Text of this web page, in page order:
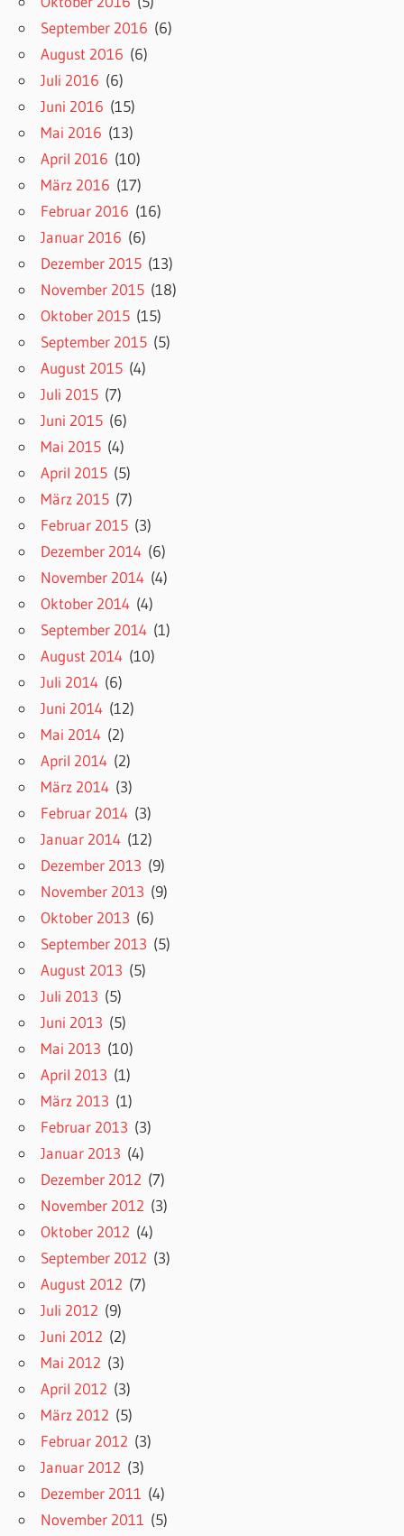
September 2016 (6)
August 2016 (6)
Juli 2016 (6)
Juni 2016 (15)
Mai 2016 (13)
April 2016 (10)
März 2016 (17)
Februar 2016 (16)
Januar 2016 (6)
Dezember 2015 (13)
November 2015 (18)
Oktober 2015 (15)
September 2015 (5)
August 2015 (4)
Juli 2015 (7)
Juni 2015 (6)
Mai 2015 (4)
April 2015 (5)
März 2015 (7)
Februar 2015 (3)
Dezember 2014 (6)
November 2014 (4)
Oktober 2014 (4)
September 2014 (1)
August 2014 (10)
Juli 2014 (6)
Juni 2014 (12)
Mai 2014 (2)
April 2014 (2)
März 2014 (3)
Februar 2014 (3)
Januar 2014 (12)
Dezember 2013 (9)
November 2013 (9)
Oktober 2013 (6)
September 2013 (5)
August 2013 (5)
Juli 2013 (5)
Juni 2013 (5)
Mai 2013 (10)
April 2013 (1)
März 2013 (1)
Februar 2013 (3)
Januar 2013 (4)
Dezember 2012 (7)
November 2012 (3)
Oktober 2012 (4)
September 2012 (3)
August 2012 (7)
Juli 2012 (9)
Juni 2012 (2)
Mai 2012 (3)
April 2012 (3)
März 2012 (5)
Februar 2012 (3)
Januar 2012 (3)
Dezember 2011 (4)
November 2011 (5)